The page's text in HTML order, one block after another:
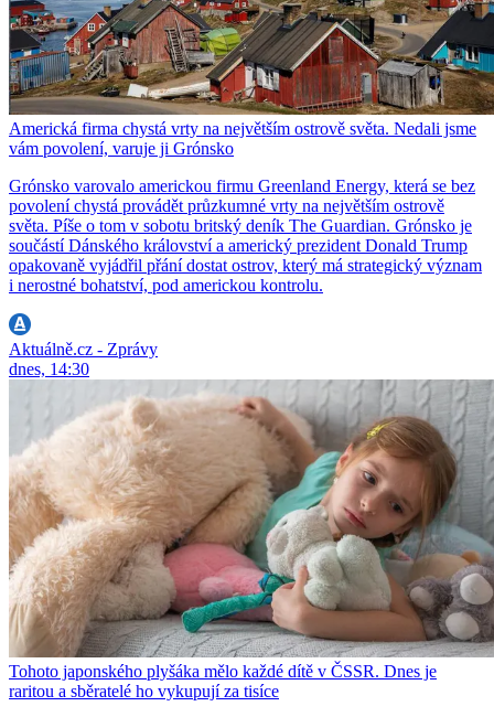
Americká firma chystá vrty na největším ostrově světa. Nedali jsme
vám povolení, varuje ji Grónsko
Grónsko varovalo americkou firmu Greenland Energy, která se bez
povolení chystá provádět průzkumné vrty na největším ostrově
světa. Píše o tom v sobotu britský deník The Guardian. Grónsko je
součástí Dánského království a americký prezident Donald Trump
opakovaně vyjádřil přání dostat ostrov, který má strategický význam
i nerostné bohatství, pod americkou kontrolu.
Aktuálně.cz - Zprávy
dnes, 14:30
Tohoto japonského plyšáka mělo každé dítě v ČSSR. Dnes je
raritou a sběratelé ho vykupují za tisíce